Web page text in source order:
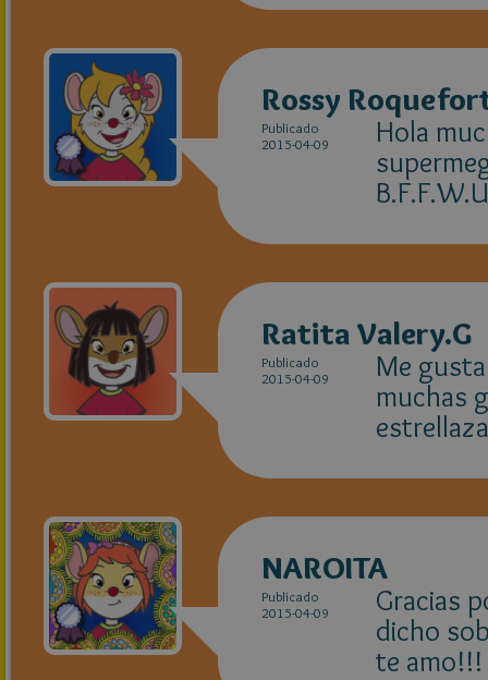
Rossy
Publicado
2015-04-09
Hola
Ratita Valery.G
Publicado
2015-04-09
Me
muchas
NAROITA
Publicado
2015-04-09
Gracias
dicho
te amo!!!